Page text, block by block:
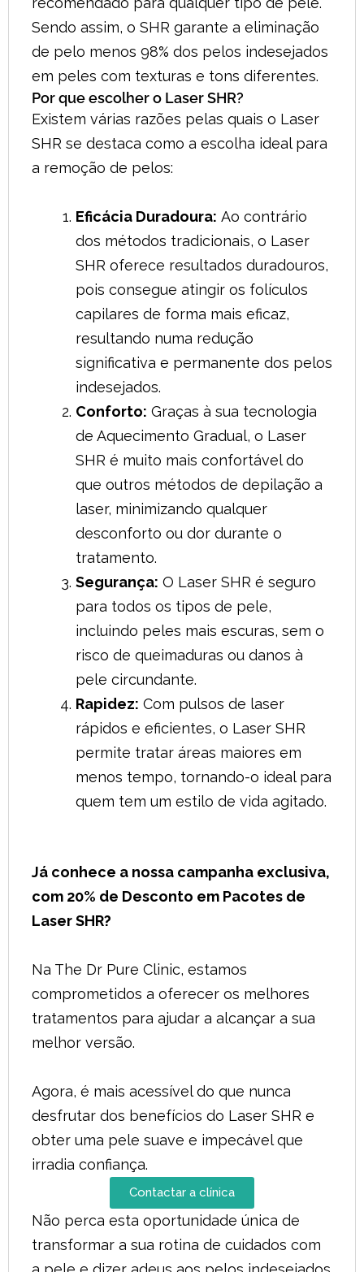
Sendo assim, o SHR garante a eliminação
de pelo menos 98% dos pelos indesejados
em peles com texturas e tons diferentes.
Por que escolher o Laser SHR?
Existem várias razões pelas quais o Laser
SHR se destaca como a escolha ideal para
a remoção de pelos:
Eficácia Duradoura: Ao contrário
dos métodos tradicionais, o Laser
SHR oferece resultados duradouros,
pois consegue atingir os folículos
capilares de forma mais eficaz,
resultando numa redução
significativa e permanente dos pelos
indesejados.
Conforto: Graças à sua tecnologia
de Aquecimento Gradual, o Laser
SHR é muito mais confortável do
que outros métodos de depilação a
laser, minimizando qualquer
desconforto ou dor durante o
tratamento.
Segurança: O Laser SHR é seguro
para todos os tipos de pele,
incluindo peles mais escuras, sem o
risco de queimaduras ou danos à
pele circundante.
Rapidez: Com pulsos de laser
rápidos e eficientes, o Laser SHR
permite tratar áreas maiores em
menos tempo, tornando-o ideal para
quem tem um estilo de vida agitado.
Já conhece a nossa campanha exclusiva,
com 20% de Desconto em Pacotes de
Laser SHR?
Na The Dr Pure Clinic, estamos
comprometidos a oferecer os melhores
tratamentos para ajudar a alcançar a sua
melhor versão.
Agora, é mais acessível do que nunca
desfrutar dos benefícios do Laser SHR e
obter uma pele suave e impecável que
irradia confiança.
Contactar a clínica
Não perca esta oportunidade única de
transformar a sua rotina de cuidados com